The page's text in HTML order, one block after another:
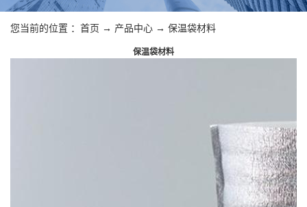
您当前的位置 ： 首页 → 产品中心 → 保温袋材料
保温袋材料